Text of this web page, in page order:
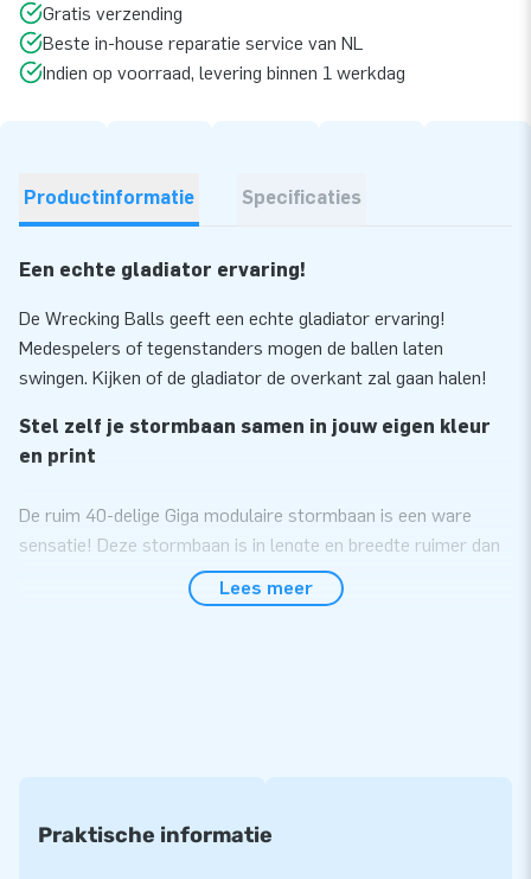
Gratis verzending
Beste in-house reparatie service van NL
Indien op voorraad, levering binnen 1 werkdag
Productinformatie Specificaties
Een echte gladiator ervaring!
De Wrecking Balls geeft een echte gladiator ervaring!
Medespelers of tegenstanders mogen de ballen laten
swingen. Kijken of de gladiator de overkant zal gaan halen!
Stel zelf je stormbaan samen in jouw eigen kleur
en print
De ruim 40-delige Giga modulaire stormbaan is een ware
sensatie! Deze stormbaan is in lengte en breedte ruimer dan
de standaard stormbaan zodat je met z’n allen tegelijk de
uitdaging aan kunt gaan. Met deze modulaire
Alle stormbaanelementen worden compleet
Lees meer
Praktische informatie